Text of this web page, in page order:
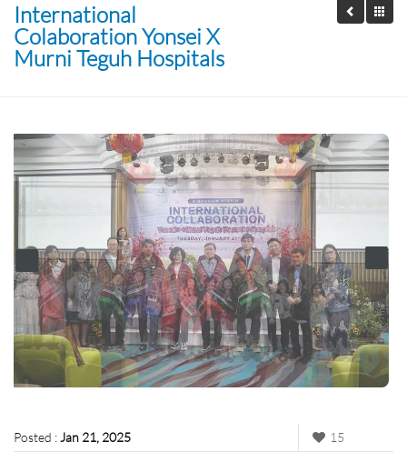
International
Colaboration Yonsei X
Murni Teguh Hospitals
Posted :Jan 21, 2025 15